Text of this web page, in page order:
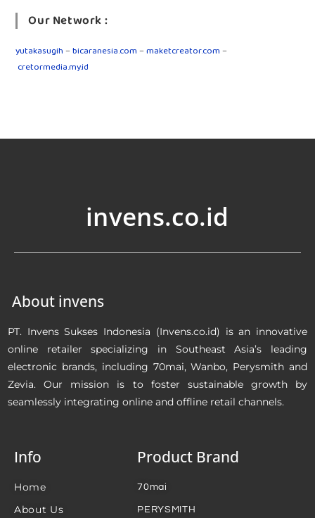
Our Network :
yutakasugih–bicaranesia.com–maketcreator.com–
cretormedia.my.id
invens.co.id
About invens
PT. Invens Sukses Indonesia (Invens.co.id) is an innovative
online retailer specializing in Southeast Asia’s leading
electronic brands, including 70mai, Wanbo, Perysmith and
Zevia. Our mission is to foster sustainable growth by
seamlessly integrating online and offline retail channels.
Info
Home
About Us
Product Brand
70mai
PERYSMITH